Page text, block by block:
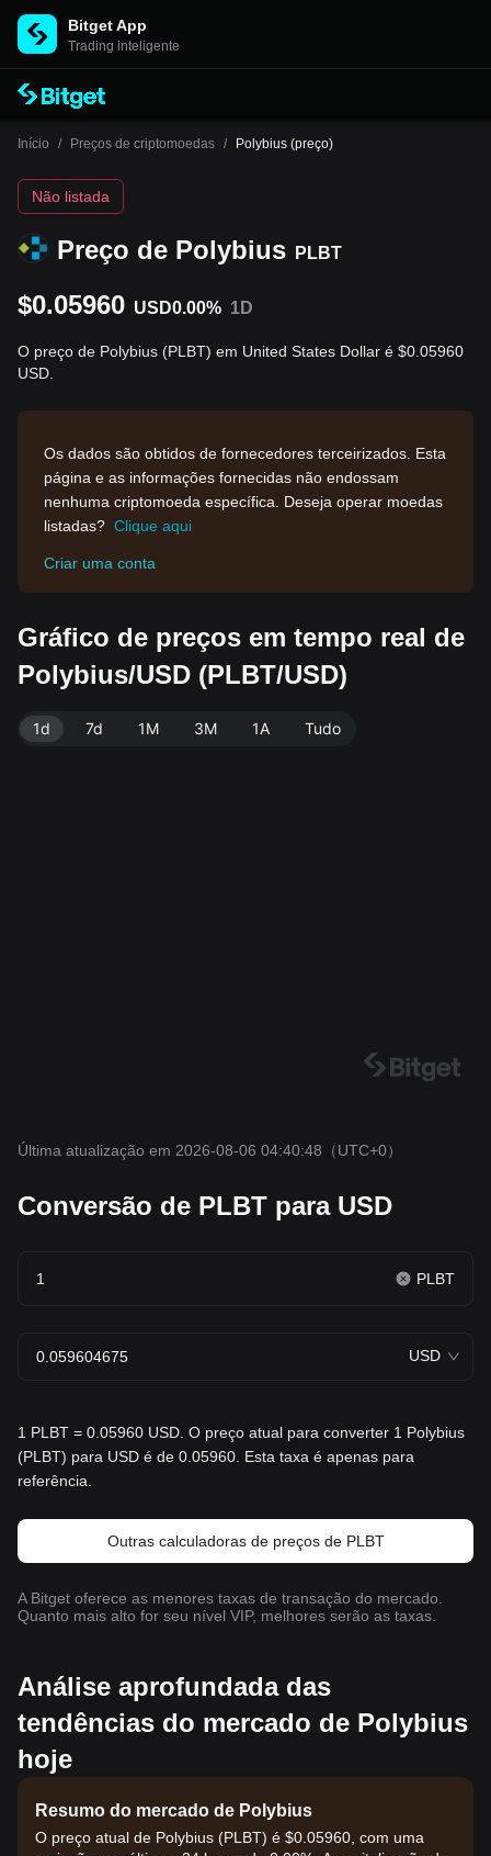
Bitget App
Trading inteligente
Início / Preços de criptomoedas / Polybius (preço)
Preço de Polybius PLBT
Não listada
$0.05960 USD0.00% 1D
O preço de Polybius (PLBT) em United States Dollar é $0.05960
USD.
Os dados são obtidos de fornecedores terceirizados. Esta
página e as informações fornecidas não endossam
nenhuma criptomoeda específica. Deseja operar moedas
listadas? Clique aqui
Criar uma conta
Gráfico de preços em tempo real de
Polybius/USD (PLBT/USD)
1d 7d 1M 3M 1A Tudo
Última atualização em 2026-08-06 04:40:48 （UTC+0）
Conversão de PLBT para USD
PLBT
USD
1 PLBT = 0.05960 USD. O preço atual para converter 1 Polybius
(PLBT) para USD é de 0.05960. Esta taxa é apenas para
referência.
Outras calculadoras de preços de PLBT
A Bitget oferece as menores taxas de transação do mercado.
Quanto mais alto for seu nível VIP, melhores serão as taxas.
Análise aprofundada das
tendências do mercado de Polybius
hoje
Resumo do mercado de Polybius
O preço atual de Polybius (PLBT) é $0.05960, com uma